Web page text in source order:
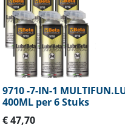
9710 -7-IN-1
400ML per 6 Stuks
€ 47,70